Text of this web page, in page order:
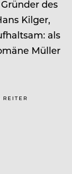
des
Kilger,
als
Müller